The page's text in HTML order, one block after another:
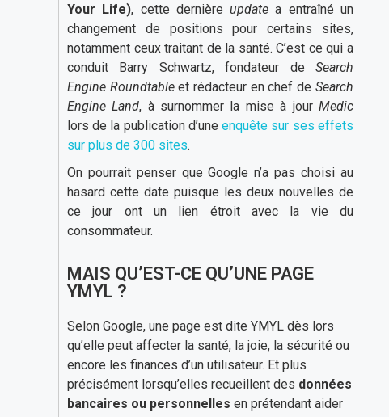
Your Life), cette dernièreupdate a entraîné un
changement de positions pour certains sites,
notamment ceux traitant de la santé. C’est ce qui a
conduit Barry Schwartz, fondateur de Search
Engine Roundtableet rédacteur en chef de Search
Engine Land, à surnommer la mise à jour Medic
lors de la publication d’uneenquête sur ses effets
sur plus de 300 sites.
On pourrait penser que Google n’a pas choisi au
hasard cette date puisque les deux nouvelles de
ce jour ont un lien étroit avec la vie du
consommateur.
MAIS QU’EST-CE QU’UNE PAGE
YMYL ?
Selon Google, une page est dite YMYL dès lors
qu’elle peut affecter la santé, la joie, la sécurité ou
encore les finances d’un utilisateur. Et plus
précisément lorsqu’elles recueillent des données
bancaires ou personnelles en prétendant aider